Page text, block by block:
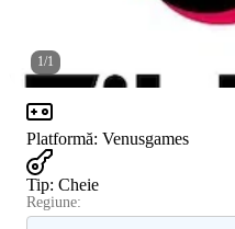
1/1
Platformă: Venusgames
Tip: Cheie
Regiune: